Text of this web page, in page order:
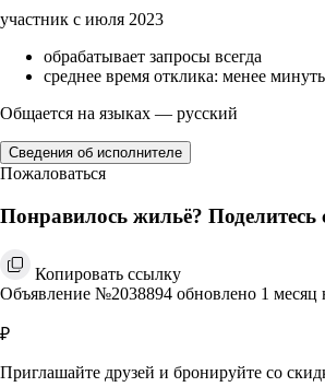
участник с июля 2023
обрабатывает запросы всегда
среднее время отклика: менее
Общается на языках — русский
Сведения об исполнителе
Пожаловаться
Понравилось жильё? Поделитесь
Копировать ссылку
Объявление №2038894 обновлено 1 месяц
₽
Приглашайте друзей и бронируйте со